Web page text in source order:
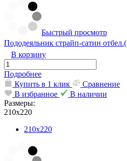
Быстрый просмотр
Пододеяльник страйп-сатин
В корзину
Подробнее
Купить в 1 клик
Сравнение
В избранное
В наличии
Размеры:
210х220
210х220